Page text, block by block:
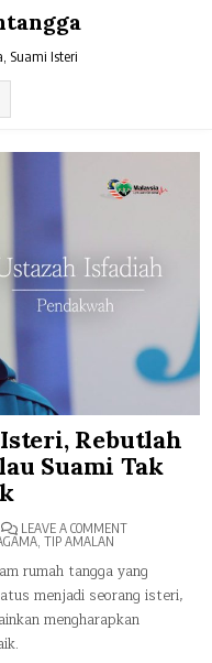
Suami Isteri
Rebutlah
Suami Tak
LEAVE A COMMENTON
SEORANG
ISTERI,
REBUTLAH
WAKTU
AFDAL
, TIP AMALAN
rumah tangga yang
menjadi seorang isteri,
mengharapkan